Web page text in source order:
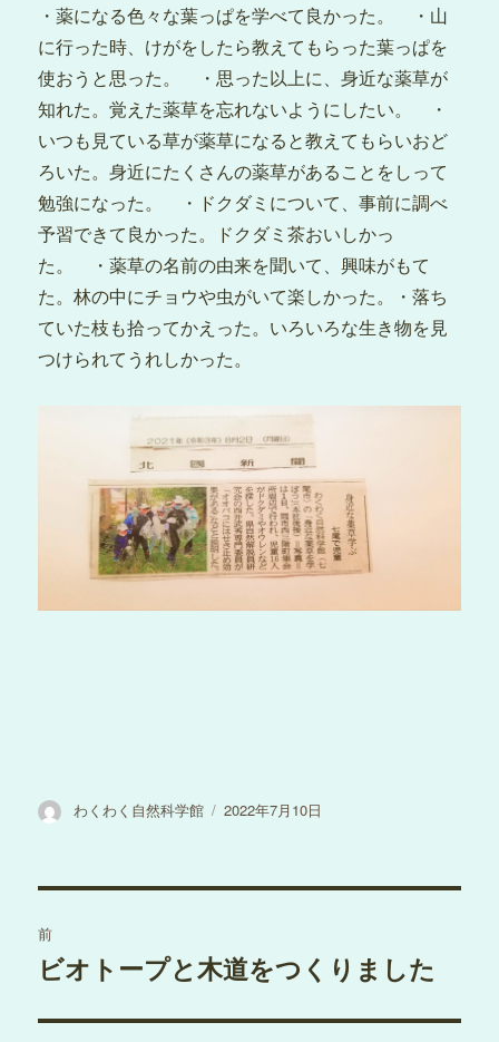
・薬になる色々な葉っぱを学べて良かった。 ・山
に行った時、けがをしたら教えてもらった葉っぱを
使おうと思った。 ・思った以上に、身近な薬草が
知れた。覚えた薬草を忘れないようにしたい。 ・
いつも見ている草が薬草になると教えてもらいおど
ろいた。身近にたくさんの薬草があることをしって
勉強になった。 ・ドクダミについて、事前に調べ
予習できて良かった。ドクダミ茶おいしかっ
た。 ・薬草の名前の由来を聞いて、興味がもて
た。林の中にチョウや虫がいて楽しかった。・落ち
ていた枝も拾ってかえった。いろいろな生き物を見
つけられてうれしかった。
投
わくわく自然科学館
投
2022年7月10日
稿
前
過
の
ビオトープと木道をつくりました